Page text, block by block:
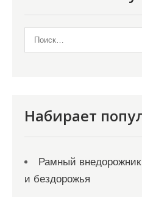
Набирает
Рамный
и бездорожья